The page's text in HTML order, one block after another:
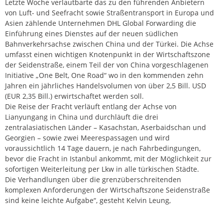
Letzte Woche verlautbarte das zu den führenden Anbietern
von Luft- und Seefracht sowie Straßentransport in Europa und
Asien zählende Unternehmen DHL Global Forwarding die
Einführung eines Dienstes auf der neuen südlichen
Bahnverkehrsachse zwischen China und der Türkei. Die Achse
umfasst einen wichtigen Knotenpunkt in der Wirtschaftszone
der Seidenstraße, einem Teil der von China vorgeschlagenen
Initiative „One Belt, One Road“ wo in den kommenden zehn
Jahren ein jährliches Handelsvolumen von über 2,5 Bill. USD
(EUR 2,35 Bill.) erwirtschaftet werden soll.
Die Reise der Fracht verläuft entlang der Achse von
Lianyungang in China und durchläuft die drei
zentralasiatischen Länder – Kasachstan, Aserbaidschan und
Georgien – sowie zwei Meerespassagen und wird
voraussichtlich 14 Tage dauern, je nach Fahrbedingungen,
bevor die Fracht in Istanbul ankommt, mit der Möglichkeit zur
sofortigen Weiterleitung per Lkw in alle türkischen Städte.
Die Verhandlungen über die grenzüberschreitenden
komplexen Anforderungen der Wirtschaftszone Seidenstraße
sind keine leichte Aufgabe“, gesteht Kelvin Leung,